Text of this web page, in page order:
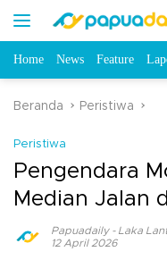
Home News Feature
Beranda Peristiwa
Peristiwa
Pengendara
Median Jalan
Papuadaily- Laka
12 April 2026